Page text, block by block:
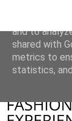
This site
and to
shared with
metrics to
statistics,